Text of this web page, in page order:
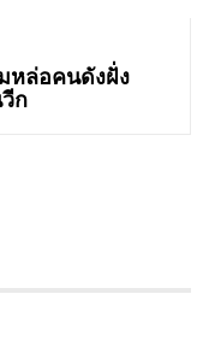
หล่อคนดังฝั่ง
ก